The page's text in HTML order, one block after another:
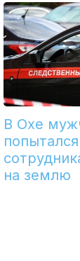
В Охе
на землю